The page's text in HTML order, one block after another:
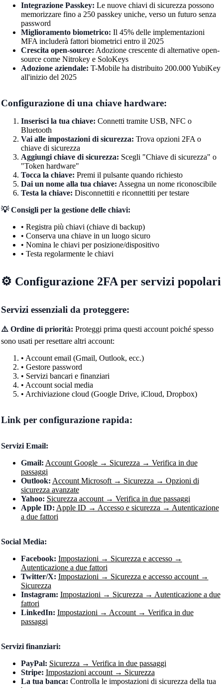
Integrazione Passkey: Le nuove chiavi di sicurezza possono
memorizzare fino a 250 passkey uniche, verso un futuro senza
password
Miglioramento biometrico: Il 45% delle implementazioni
MFA includerà fattori biometrici entro il 2025
Crescita open-source: Adozione crescente di alternative open-
source come Nitrokey e SoloKeys
Adozione aziendale: T-Mobile ha distribuito 200.000 YubiKey
all'inizio del 2025
Configurazione di una chiave hardware:
Inserisci la tua chiave: Connetti tramite USB, NFC o
Bluetooth
Vai alle impostazioni di sicurezza: Trova opzioni 2FA o
chiave di sicurezza
Aggiungi chiave di sicurezza: Scegli "Chiave di sicurezza" o
"Token hardware"
Tocca la chiave: Premi il pulsante quando richiesto
Dai un nome alla tua chiave: Assegna un nome riconoscibile
Testa la chiave: Disconnettiti e riconnettiti per testare
💡 Consigli per la gestione delle chiavi:
• Registra più chiavi (chiave di backup)
• Conserva una chiave in un luogo sicuro
• Nomina le chiavi per posizione/dispositivo
• Testa regolarmente le chiavi
⚙️ Configurazione 2FA per servizi popolari
Servizi essenziali da proteggere:
⚠️ Ordine di priorità: Proteggi prima questi account poiché spesso
sono usati per resettare altri account:
• Account email (Gmail, Outlook, ecc.)
• Gestore password
• Servizi bancari e finanziari
• Account social media
• Archiviazione cloud (Google Drive, iCloud, Dropbox)
Link per configurazione rapida:
Servizi Email:
Gmail: Account Google → Sicurezza → Verifica in due
passaggi
Outlook: Account Microsoft → Sicurezza → Opzioni di
sicurezza avanzate
Yahoo: Sicurezza account → Verifica in due passaggi
Apple ID: Apple ID → Accesso e sicurezza → Autenticazione
a due fattori
Social Media:
Facebook: Impostazioni → Sicurezza e accesso →
Autenticazione a due fattori
Twitter/X: Impostazioni → Sicurezza e accesso account →
Sicurezza
Instagram: Impostazioni → Sicurezza → Autenticazione a due
fattori
LinkedIn: Impostazioni → Account → Verifica in due
passaggi
Servizi finanziari:
PayPal: Sicurezza → Verifica in due passaggi
Stripe: Impostazioni account → Sicurezza
La tua banca: Controlla le impostazioni di sicurezza della tua